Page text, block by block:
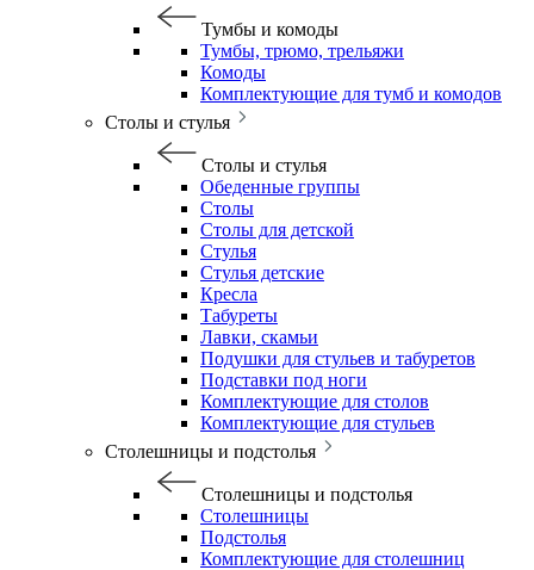
Тумбы и комоды
Тумбы, трюмо, трельяжи
Комоды
Комплектующие для тумб и комодов
Столы и стулья
Столы и стулья
Обеденные группы
Столы
Столы для детской
Стулья
Стулья детские
Кресла
Табуреты
Лавки, скамьи
Подушки для стульев и табуретов
Подставки под ноги
Комплектующие для столов
Комплектующие для стульев
Столешницы и подстолья
Столешницы и подстолья
Столешницы
Подстолья
Комплектующие для столешниц